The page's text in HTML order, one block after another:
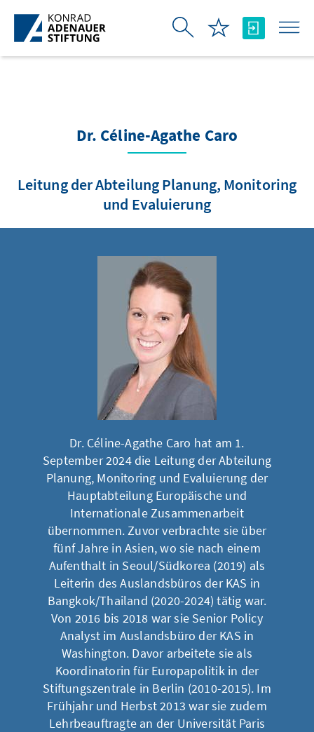
Saltar al contenido principal
Dr. Céline-Agathe Caro
Leitung der Abteilung Planung, Monitoring
und Evaluierung
Dr. Céline-Agathe Caro hat am 1.
September 2024 die Leitung der Abteilung
Planung, Monitoring und Evaluierung der
Hauptabteilung Europäische und
Internationale Zusammenarbeit
übernommen. Zuvor verbrachte sie über
fünf Jahre in Asien, wo sie nach einem
Aufenthalt in Seoul/Südkorea (2019) als
Leiterin des Auslandsbüros der KAS in
Bangkok/Thailand (2020-2024) tätig war.
Von 2016 bis 2018 war sie Senior Policy
Analyst im Auslandsbüro der KAS in
Washington. Davor arbeitete sie als
Koordinatorin für Europapolitik in der
Stiftungszentrale in Berlin (2010-2015). Im
Frühjahr und Herbst 2013 war sie zudem
Lehrbeauftragte an der Universität Paris